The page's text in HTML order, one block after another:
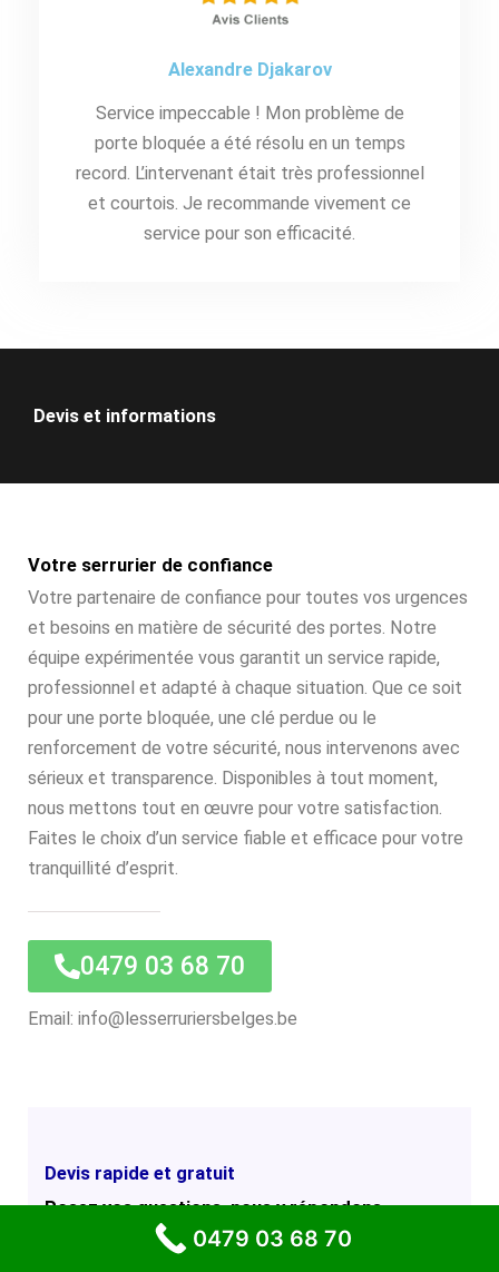
Alexandre Djakarov
Service impeccable ! Mon problème de
porte bloquée a été résolu en un temps
record. L’intervenant était très professionnel
et courtois. Je recommande vivement ce
service pour son efficacité.
Devis et informations
Votre serrurier de confiance
Votre partenaire de confiance pour toutes vos urgences
et besoins en matière de sécurité des portes. Notre
équipe expérimentée vous garantit un service rapide,
professionnel et adapté à chaque situation. Que ce soit
pour une porte bloquée, une clé perdue ou le
renforcement de votre sécurité, nous intervenons avec
sérieux et transparence. Disponibles à tout moment,
nous mettons tout en œuvre pour votre satisfaction.
Faites le choix d’un service fiable et efficace pour votre
tranquillité d’esprit.
0479 03 68 70
Email: info@lesserruriersbelges.be
Devis rapide et gratuit
Posez vos questions, nous y répondons
0479 03 68 70